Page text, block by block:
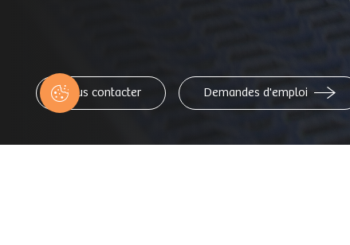
Nous contacter Demandes d'emploi